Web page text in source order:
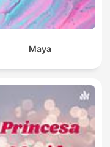
Maya